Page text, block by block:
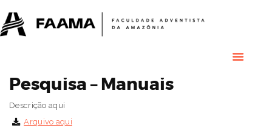
COLÉGIO
GRADUAÇÃO
PÓS GRADUAÇÃO
BIBLIOTECA
Pesquisa – Manuais
Descrição aqui
Arquivo aqui